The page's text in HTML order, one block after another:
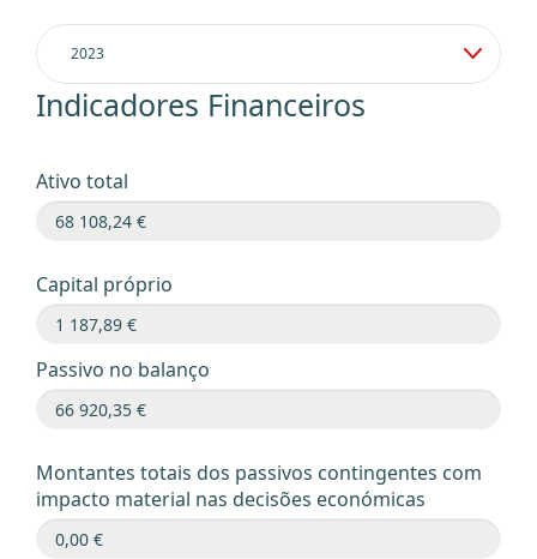
Indicadores Financeiros
Ativo total
Capital próprio
Passivo no balanço
Montantes totais dos passivos contingentes com
impacto material nas decisões económicas